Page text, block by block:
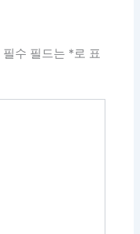
필수 필드는 *로 표